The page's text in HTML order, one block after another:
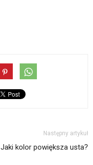
Następny artykuł
Jaki kolor powiększa usta?